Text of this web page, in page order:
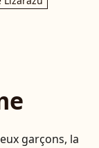
garçons, la